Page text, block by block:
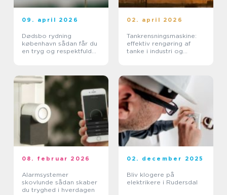
09. april 2026
Dødsbo rydning
københavn sådan får du
en tryg og respektfuld
02. april 2026
Tankrensningsmaskine:
effektiv rengøring af
tanke i industri og
08. februar 2026
Alarmsystemer
skovlunde sådan skaber
du tryghed i hverdagen
02. december 2025
Bliv klogere på
elektrikere i Rudersdal